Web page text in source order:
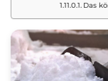
Das